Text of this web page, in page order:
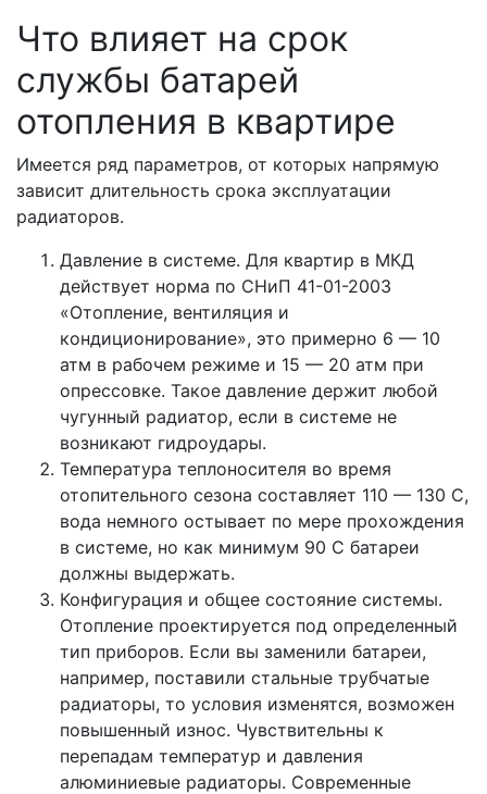
Что влияет на срок
службы батарей
отопления в квартире
Имеется ряд параметров, от которых напрямую
зависит длительность срока эксплуатации
радиаторов.
Давление в системе. Для квартир в МКД
действует норма по СНиП 41-01-2003
«Отопление, вентиляция и
кондиционирование», это примерно 6 — 10
атм в рабочем режиме и 15 — 20 атм при
опрессовке. Такое давление держит любой
чугунный радиатор, если в системе не
возникают гидроудары.
Температура теплоносителя во время
отопительного сезона составляет 110 — 130 С,
вода немного остывает по мере прохождения
в системе, но как минимум 90 С батареи
должны выдержать.
Конфигурация и общее состояние системы.
Отопление проектируется под определенный
тип приборов. Если вы заменили батареи,
например, поставили стальные трубчатые
радиаторы, то условия изменятся, возможен
повышенный износ. Чувствительны к
перепадам температур и давления
алюминиевые радиаторы. Современные